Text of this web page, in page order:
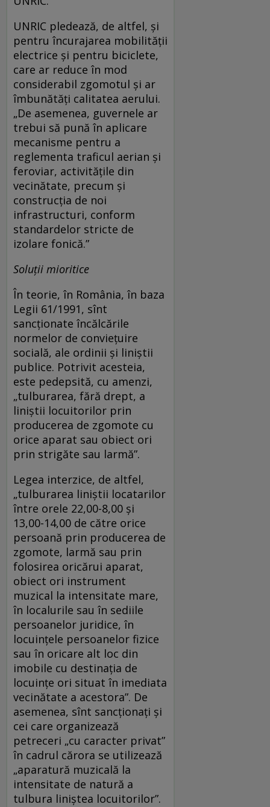
UNRIC pledează, de altfel, și
pentru încurajarea mobilității
electrice și pentru biciclete,
care ar reduce în mod
considerabil zgomotul și ar
îmbunătăți calitatea aerului.
„De asemenea, guvernele ar
trebui să pună în aplicare
mecanisme pentru a
reglementa traficul aerian și
feroviar, activitățile din
vecinătate, precum și
construcția de noi
infrastructuri, conform
standardelor stricte de
izolare fonică.”
Soluții mioritice
În teorie, în România, în baza
Legii 61/1991, sînt
sancționate încălcările
normelor de convieţuire
socială, ale ordinii și liniștii
publice. Potrivit acesteia,
este pedepsită, cu amenzi,
„tulburarea, fără drept, a
liniştii locuitorilor prin
producerea de zgomote cu
orice aparat sau obiect ori
prin strigăte sau larmă”.
Legea interzice, de altfel,
„tulburarea liniștii locatarilor
între orele 22,00-8,00 şi
13,00-14,00 de către orice
persoană prin producerea de
zgomote, larmă sau prin
folosirea oricărui aparat,
obiect ori instrument
muzical la intensitate mare,
în localurile sau în sediile
persoanelor juridice, în
locuințele persoanelor fizice
sau în oricare alt loc din
imobile cu destinația de
locuințe ori situat în imediata
vecinătate a acestora”. De
asemenea, sînt sancționați și
cei care organizează
petreceri „cu caracter privat”
în cadrul cărora se utilizează
„aparatură muzicală la
intensitate de natură a
tulbura liniștea locuitorilor”.